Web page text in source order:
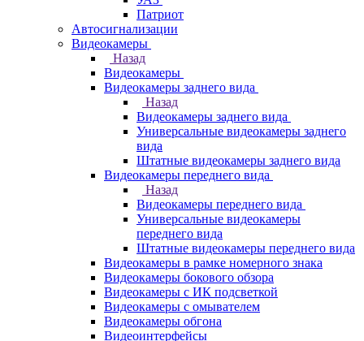
Патриот
Автосигнализации
Видеокамеры
Назад
Видеокамеры
Видеокамеры заднего вида
Назад
Видеокамеры заднего вида
Универсальные видеокамеры заднего
вида
Штатные видеокамеры заднего вида
Видеокамеры переднего вида
Назад
Видеокамеры переднего вида
Универсальные видеокамеры
переднего вида
Штатные видеокамеры переднего вида
Видеокамеры в рамке номерного знака
Видеокамеры бокового обзора
Видеокамеры с ИК подсветкой
Видеокамеры с омывателем
Видеокамеры обгона
Видеоинтерфейсы